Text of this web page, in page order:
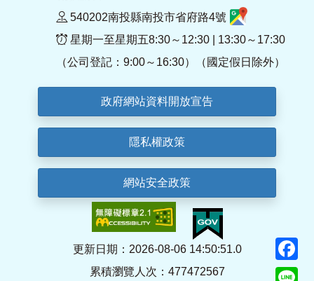
540202南投縣南投市省府路4號
星期一至星期五8:30～12:30 | 13:30～17:30
（公司登記：9:00～16:30）（國定假日除外）
政府網站資料開放宣告
隱私權政策
網站安全政策
更新日期：2026-08-06 14:50:51.0
累積瀏覽人次：477472567